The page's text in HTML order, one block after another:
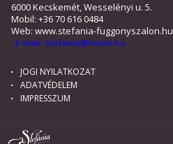
6000 Kecskemét, Wesselényi u. 5.
Mobil: +36 70 616 0484
Web: www.stefania-fuggonyszalon.hu
E-mail: stefania@bevlo.hu
JOGI NYILATKOZAT
ADATVÉDELEM
IMPRESSZUM